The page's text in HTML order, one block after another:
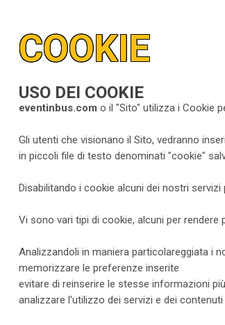
COOKIE
USO DEI COOKIE
eventinbus.com o il "Sito" utilizza i Cookie
Gli utenti che visionano il Sito, vedranno
in piccoli file di testo denominati "cookie"
Disabilitando i cookie alcuni dei nostri
Vi sono vari tipi di cookie, alcuni per
Analizzandoli in maniera particolareggiata i
memorizzare le preferenze inserite
evitare di reinserire le stesse informazioni
analizzare l'utilizzo dei servizi e dei